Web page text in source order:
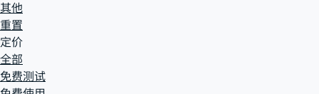
其他
重置
定价
全部
免费测试